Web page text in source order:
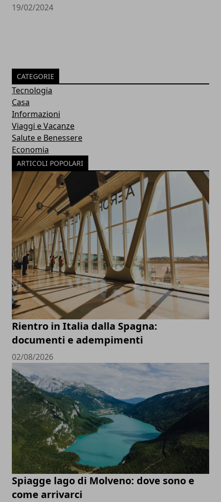
19/02/2024
CATEGORIE
Tecnologia
Casa
Informazioni
Viaggi e Vacanze
Salute e Benessere
Economia
ARTICOLI POPOLARI
Rientro in Italia dalla Spagna:
documenti e adempimenti
02/08/2026
Spiagge lago di Molveno: dove sono e
come arrivarci